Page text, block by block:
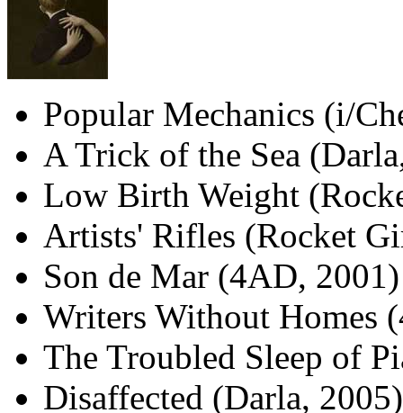
Popular Mechanics (i/
A Trick of the Sea
Low Birth Weight
Artists' Rifles (Rocket
Son de Mar (4AD, 2001)
Writers Without Homes
The Troubled Sleep of
Disaffected (Darla, 2005)